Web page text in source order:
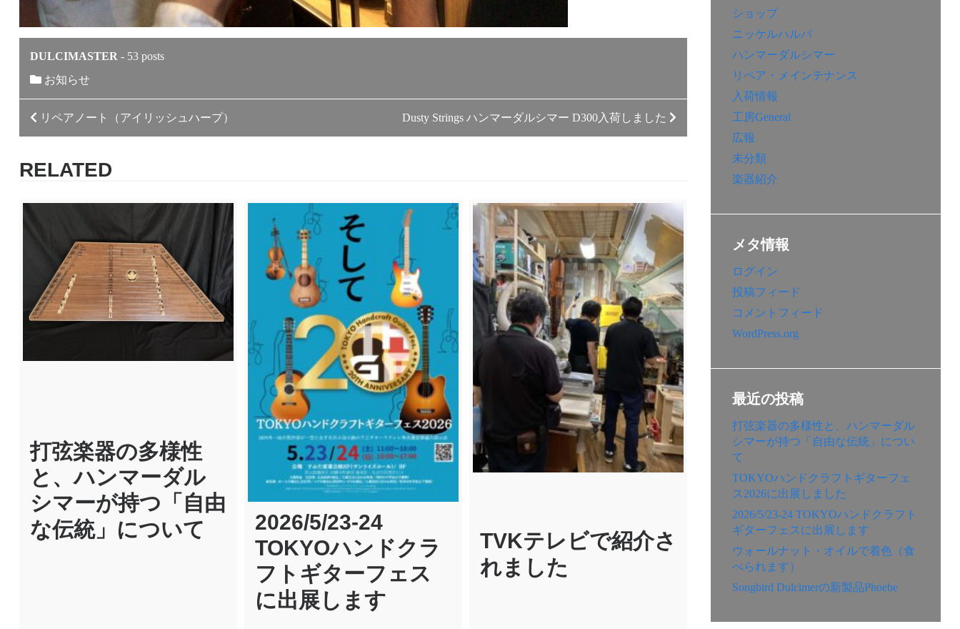
DULCIMASTER - 53 posts
お知らせ
投
ナ
ビ
ゲ
シ
ョ
ン
リペアノート（アイリッシュハープ） Dusty Strings ハンマーダルシマー D300入荷しました
RELATED
打弦楽器の多様性
と、ハンマーダル
シマーが持つ「自由
な伝統」について
2026/5/23-24
TOKYOハンドクラ
フトギターフェス
に出展します
TVKテレビで紹介さ
れました
ショップ
ニッケルハルパ
ハンマーダルシマー
リペア・メインテナンス
入荷情報
工房General
広報
未分類
楽器紹介
メタ情報
ログイン
投稿フィード
コメントフィード
WordPress.org
最近の投稿
打弦楽器の多様性と、ハンマーダル
シマーが持つ「自由な伝統」につい
て
TOKYOハンドクラフトギターフェ
ス2026に出展しました
2026/5/23-24 TOKYOハンドクラフト
ギターフェスに出展します
ウォールナット・オイルで着色（食
べられます）
Songbird Dulcimerの新製品Phoebe